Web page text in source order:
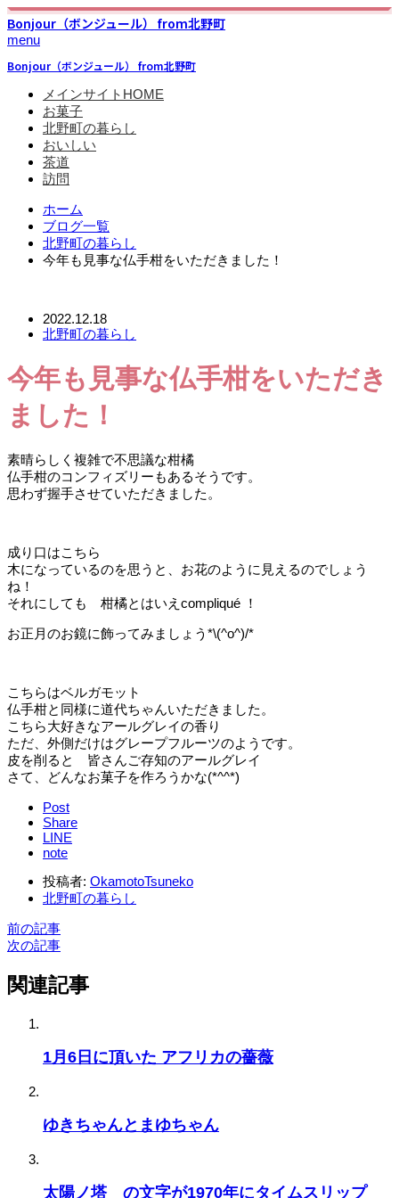
Bonjour（ボンジュール） from北野町
menu
Bonjour（ボンジュール） from北野町
メインサイトHOME
お菓子
北野町の暮らし
おいしい
茶道
訪問
ホーム
ブログ一覧
北野町の暮らし
今年も見事な仏手柑をいただきました！
2022.12.18
北野町の暮らし
今年も見事な仏手柑をいただき
ました！
素晴らしく複雑で不思議な柑橘
仏手柑のコンフィズリーもあるそうです。
思わず握手させていただきました。
成り口はこちら
木になっているのを思うと、お花のように見えるのでしょう
ね！
それにしても 柑橘とはいえcompliqué ！
お正月のお鏡に飾ってみましょう*\(^o^)/*
こちらはベルガモット
仏手柑と同様に道代ちゃんいただきました。
こちら大好きなアールグレイの香り
ただ、外側だけはグレープフルーツのようです。
皮を削ると 皆さんご存知のアールグレイ
さて、どんなお菓子を作ろうかな(*^^*)
Post
Share
LINE
note
投稿者: OkamotoTsuneko
北野町の暮らし
前の記事
次の記事
関連記事
1月6日に頂いた アフリカの薔薇
ゆきちゃんとまゆちゃん
太陽ノ塔 の文字が1970年にタイムスリップ